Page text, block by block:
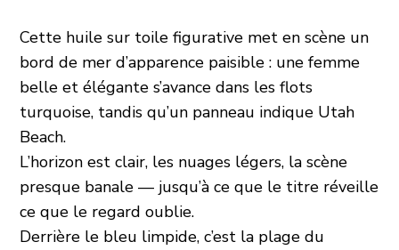
Cette huile sur toile figurative met en scène un
bord de mer d’apparence paisible : une femme
belle et élégante s’avance dans les flots
turquoise, tandis qu’un panneau indique Utah
Beach.
L’horizon est clair, les nuages légers, la scène
presque banale — jusqu’à ce que le titre réveille
ce que le regard oublie.
Derrière le bleu limpide, c’est la plage du